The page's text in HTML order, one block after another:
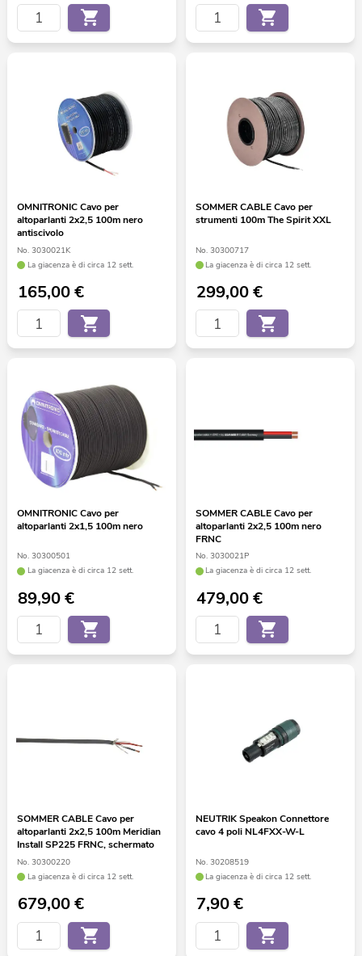
OMNITRONIC Cavo per
altoparlanti 2x2,5 100m nero
antiscivolo
No. 3030021K
La giacenza è di circa 12 sett.
165,00€
SOMMER CABLE Cavo per
strumenti 100m The Spirit XXL
No. 30300717
La giacenza è di circa 12 sett.
299,00€
OMNITRONIC Cavo per
altoparlanti 2x1,5 100m nero
No. 30300501
La giacenza è di circa 12 sett.
89,90€
SOMMER CABLE Cavo per
altoparlanti 2x2,5 100m nero
FRNC
No. 3030021P
La giacenza è di circa 12 sett.
479,00€
SOMMER CABLE Cavo per
altoparlanti 2x2,5 100m Meridian
Install SP225 FRNC, schermato
No. 30300220
La giacenza è di circa 12 sett.
679,00€
NEUTRIK Speakon Connettore
cavo 4 poli NL4FXX-W-L
No. 30208519
La giacenza è di circa 12 sett.
7,90€